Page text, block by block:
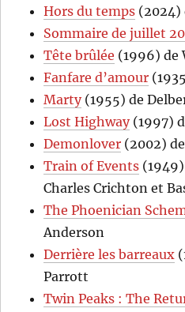
Hors du temps (2024)
Sommaire de juillet
Tête brûlée (1996) de
Fanfare d’amour
Marty(1955) de
Lost Highway(1997)
Demonlover (2002)
Train of Events
Charles Crichton et
The Phoenician
Anderson
Derrière les barreaux
Parrott
Twin Peaks : The